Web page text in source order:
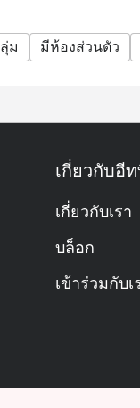
ม มีห้องส่วนตัว
เกี่ยวกับอี
เกี่ยวกับเรา
บล็อก
เข้าร่วมกับเ